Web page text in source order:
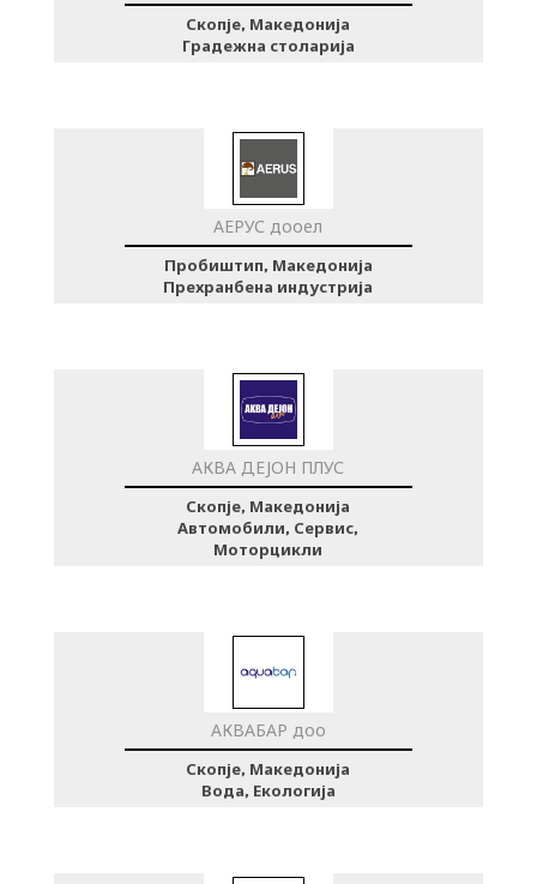
Скопје, Македонија
Градежна столарија
АЕРУС дооел
Пробиштип, Македонија
Прехранбена индустрија
АКВА ДЕЈОН ПЛУС
Скопје, Македонија
Автомобили, Сервис,
Моторцикли
АКВАБАР доо
Скопје, Македонија
Вода, Екологија